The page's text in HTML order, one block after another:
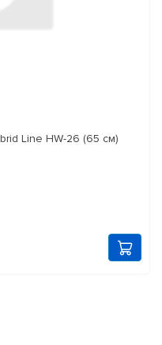
Line HW-26 (65 см)